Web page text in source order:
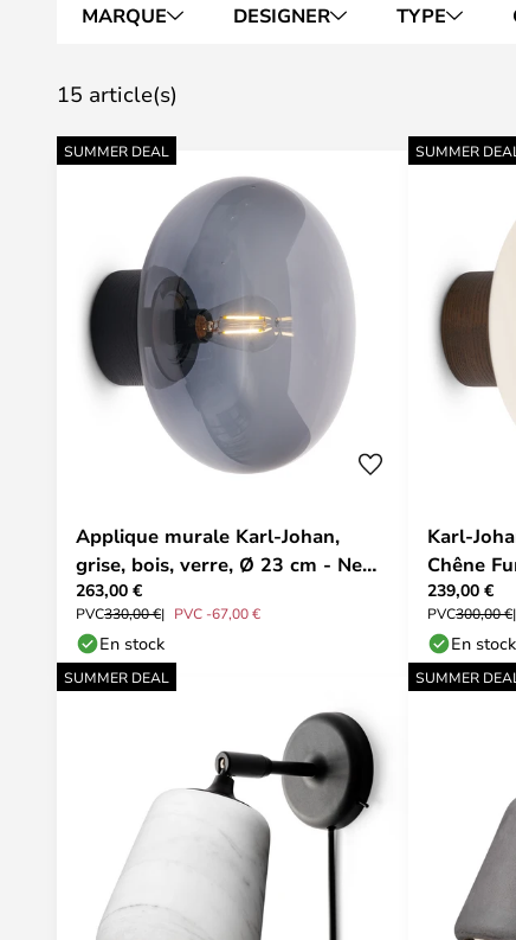
MARQUE DESIGNER TYPE
15 article(s)
SUMMER DEAL
Applique murale Karl-Johan,
grise, bois, verre, Ø 23 cm - New
Works
263,00 €
PVC330,00 € PVC -67,00 €
En stock
SUMMER DEAL
Karl-
Chêne
Works
239,00 €
PVC300,00 €
En stock
SUMMER DEAL SUMMER DEAL